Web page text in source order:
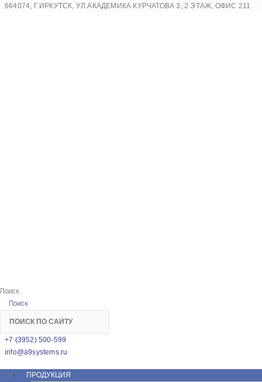
Перейти
664074, Г.ИРКУТСК, УЛ.АКАДЕМИКА КУРЧАТОВА 3, 2 ЭТАЖ, ОФИС 211
Поиск
Поиск
+7 (3952) 500-599
info@a9systems.ru
ПРОДУКЦИЯ